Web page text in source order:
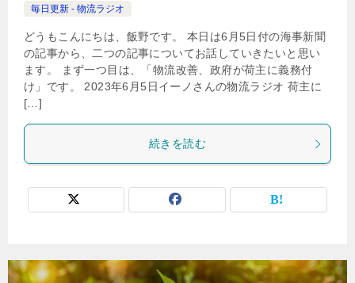
毎日更新 - 物流ラジオ
どうもこんにちは、飯野です。 本日は6月5日付の海事新聞
の記事から、二つの記事についてお話していきたいと思い
ます。 まず一つ目は、「物流改善、政府が荷主に義務付
け」です。 2023年6月5日イーノさんの物流ラジオ 荷主に
[…]
続きを読む